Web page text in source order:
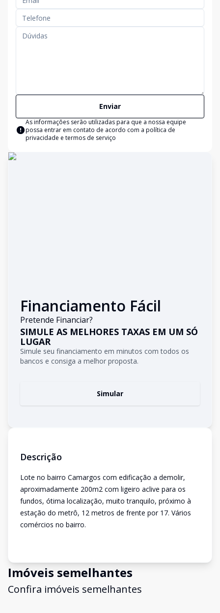
Enviar
As informações serão utilizadas para que a nossa equipe
possa entrar em contato de acordo com a política de
privacidade e termos de serviço
Financiamento Fácil
Pretende Financiar?
SIMULE AS MELHORES TAXAS EM UM SÓ
LUGAR
Simule seu financiamento em minutos com todos os
bancos e consiga a melhor proposta.
Simular
Descrição
Lote no bairro Camargos com edificação a demolir,
aproximadamente 200m2 com ligeiro aclive para os
fundos, ótima localização, muito tranquilo, próximo à
estação do metrô, 12 metros de frente por 17. Vários
comércios no bairro.
Imóveis semelhantes
Confira imóveis semelhantes